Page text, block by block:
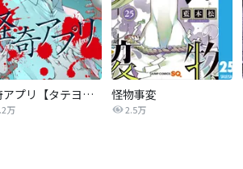
怪奇アプリ【タテヨミ】
万
怪物事変
2.5万